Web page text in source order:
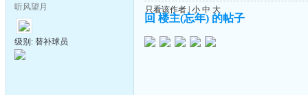
听风望月
级别: 替补球员
只看该作者| 小 中 大
回 楼主(忘年) 的帖子